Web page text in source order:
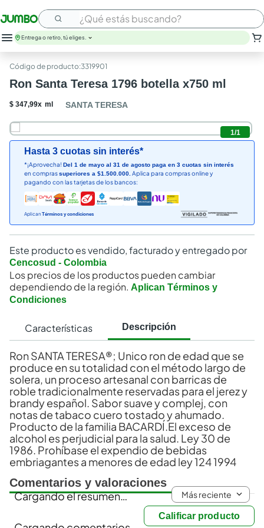
¿Qué estás buscando?
Entrega o retiro, tú eliges.
:3319901
Ron Santa Teresa 1796 botella x750 ml
$ 347,99x ml SANTA TERESA
1/1
Hasta 3 cuotas sin interés*
*¡Aprovecha! Del 1 de mayo al 31 de agosto paga en 3 cuotas sin interés
en comprassuperiores a $1.500.000. Aplica para compras online y
pagando con las tarjetas de los bancos:
Aplican Términos y condiciones
Este producto es vendido, facturado y entregado por
Cencosud - Colombia
Los precios de los productos pueden cambiar
dependiendo de la región. Aplican Términos y
Condiciones
Características Descripción
Ron SANTA TERESA®; Unico ron de edad que se
produce en su totalidad con el método largo de
solera, un proceso artesanal con barricas de
roble tradicionalmente reservadas para el jerez y
brandy español. Sabor suave y complej, con
notas de tabaco cuero tostado y ahumado.
Producto de la familia BACARDÍ.El exceso de
alcohol es perjudicial para la salud. Ley 30 de
1986. Prohíbase el expendio de bebidas
embriagantes a menores de edad ley 124 1994
Comentarios y valoraciones
Calificar producto
Cargando el resumen… Más reciente